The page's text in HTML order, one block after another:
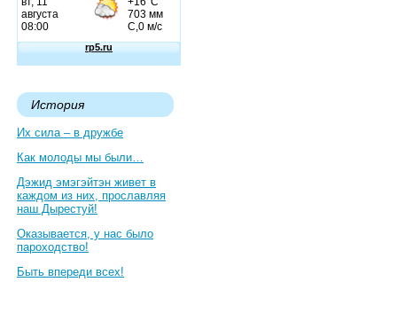
История
Их сила – в дружбе
Как молоды мы были…
Дэжид эмэгэйтэн живет в
каждом из них, прославляя
наш Дырестуй!
Оказывается, у нас было
пароходство!
Быть впереди всех!